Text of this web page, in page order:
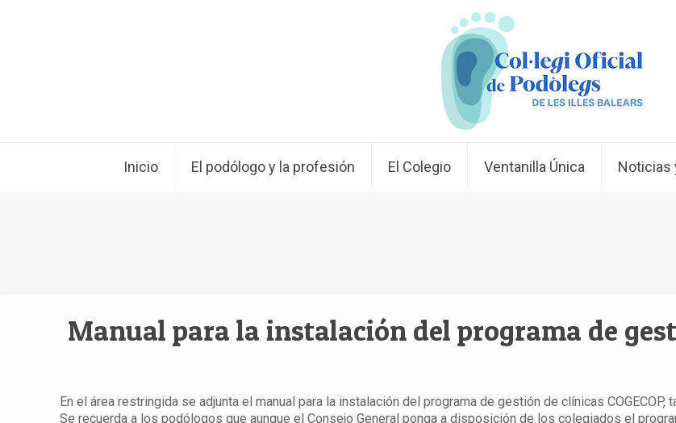
Inicio El podólogo y la profesión El Colegio Ventanilla Única Noticias
Manual para la instalación del programa de
En el área restringida se adjunta el manual para la instalación del programa de gestión de clínicas
Se recuerda a los podólogos que aunque el Consejo General ponga a disposición de los colegiados el